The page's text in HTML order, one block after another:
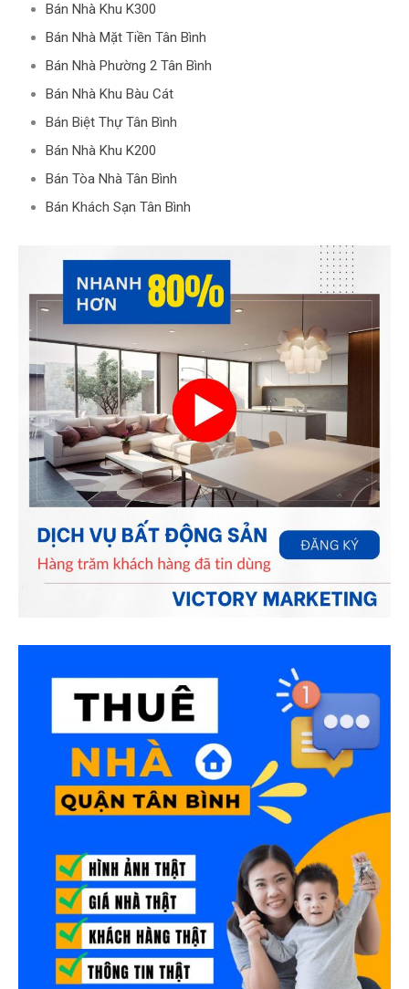
Bán Nhà Khu K300
Bán Nhà Mặt Tiền Tân Bình
Bán Nhà Phường 2 Tân Bình
Bán Nhà Khu Bàu Cát
Bán Biệt Thự Tân Bình
Bán Nhà Khu K200
Bán Tòa Nhà Tân Bình
Bán Khách Sạn Tân Bình